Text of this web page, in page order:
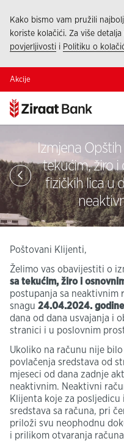
Kako bismo vam pružili
koriste kolačići. Za više
povjerljivosti i Politiku o
Akcije
Izmjena
tekućim, žiro i
fizičkih lica u
Poštovani Klijenti,
Želimo vas obavijestiti o
sa tekućim, žiro i
postupanja sa neaktivnim
snagu 24.04.2024. godine
dana od dana usvajanja i
stranici i u poslovnim
Ukoliko na računu nije
povlačenja sredstava od
mjeseci od dana zadnje
neaktivnim. Neaktivni
Klijenta koje za
sredstava sa računa, pri
priloži svu neophodnu
i prilikom otvaranja